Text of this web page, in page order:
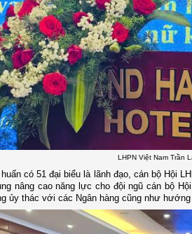
LHPN Việt Nam Trần
có 51 đại biểu là lãnh đạo, cán bộ Hội
nâng cao năng lực cho đội ngũ cán bộ
ủy thác với các Ngân hàng cũng như